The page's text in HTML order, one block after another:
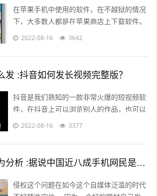
在苹果手机中使用的软件，在不越狱的情况
下，大多数人都是在苹果商店上下载软件。
但是还有其他的方法可以让你的手机中安装
2022-08-16 3642
发 :抖音如何发长视频完整版？
抖音是我们熟知的一款非常火爆的短视频软
件，在抖音上可以浏览别人的作品，也可以
发布自己的作品，那么自己发布作品的时候
2022-08-16 3377
短视频用户行为分析 :据说中国近八成手机网民是短视频用户，侵权问题如何解决？
侵权这个问题在如今这个自媒体泛滥的时代